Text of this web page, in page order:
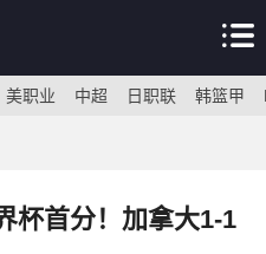
美职业 中超 日职联 韩篮甲
杯首分！加拿大1-1